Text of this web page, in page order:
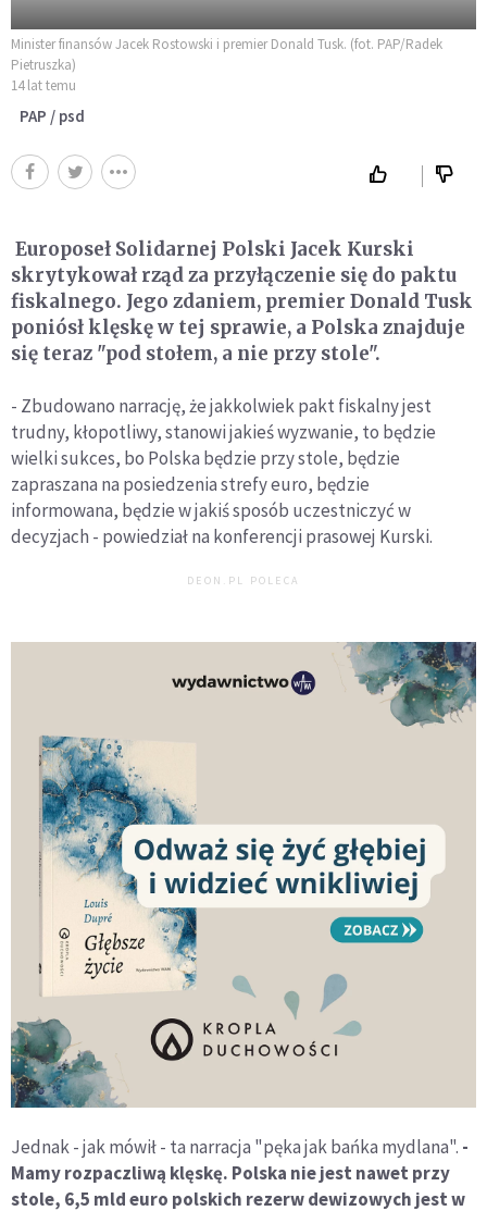
Minister finansów Jacek Rostowski i premier Donald Tusk. (fot. PAP/Radek
Pietruszka)
14 lat temu
PAP / psd
Europoseł Solidarnej Polski Jacek Kurski
skrytykował rząd za przyłączenie się do paktu
fiskalnego. Jego zdaniem, premier Donald Tusk
poniósł klęskę w tej sprawie, a Polska znajduje
się teraz "pod stołem, a nie przy stole".
- Zbudowano narrację, że jakkolwiek pakt fiskalny jest
trudny, kłopotliwy, stanowi jakieś wyzwanie, to będzie
wielki sukces, bo Polska będzie przy stole, będzie
zapraszana na posiedzenia strefy euro, będzie
informowana, będzie w jakiś sposób uczestniczyć w
decyzjach - powiedział na konferencji prasowej Kurski.
DEON.PL POLECA
Jednak - jak mówił - ta narracja "pęka jak bańka mydlana". -
Mamy rozpaczliwą klęskę. Polska nie jest nawet przy
stole, 6,5 mld euro polskich rezerw dewizowych jest w